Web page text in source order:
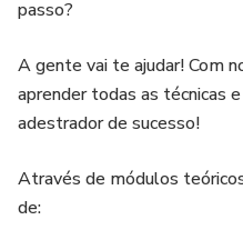
passo?
A gente vai te ajudar! Com
aprender todas as técnicas
adestrador de sucesso!
Através de módulos
de: